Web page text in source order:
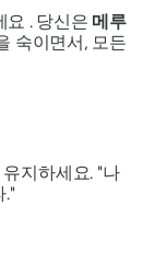
. 당신은 메루
숙이면서, 모든
지하세요. "나
."